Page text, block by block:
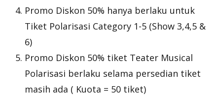
Promo Diskon 50% hanya berlaku untuk
Tiket Polarisasi Category 1-5 (Show 3,4,5 &
6)
Promo Diskon 50% tiket Teater Musical
Polarisasi berlaku selama persedian tiket
masih ada ( Kuota = 50 tiket)